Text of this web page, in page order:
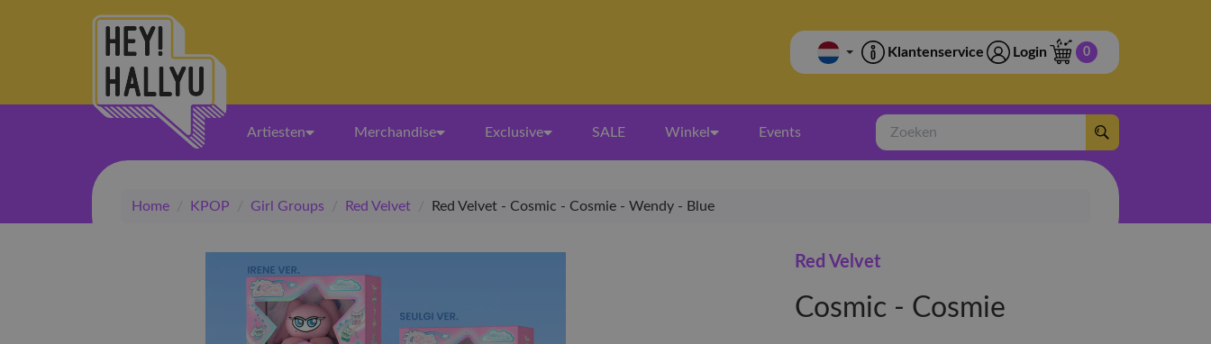
Klantenservice Login 0
Artiesten Merchandise Exclusive SALE Winkel Events
Zoeken
Home / KPOP / Girl Groups / Red Velvet / Red Velvet - Cosmic - Cosmie - Wendy - Blue
Red Velvet
Cosmic - Cosmie